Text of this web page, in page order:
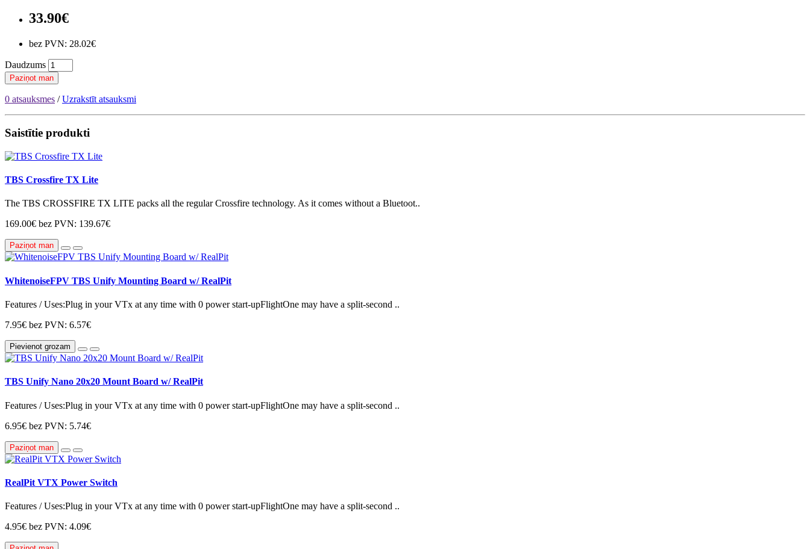
33.90€
bez PVN: 28.02€
Daudzums
Paziņot man
0 atsauksmes /Uzrakstīt atsauksmi
Saistītie produkti
TBS Crossfire TX Lite
The TBS CROSSFIRE TX LITE packs all the regular Crossfire technology. As it comes without a Bluetoot..
169.00€ bez PVN: 139.67€
Paziņot man
WhitenoiseFPV TBS Unify Mounting Board w/ RealPit
Features / Uses:Plug in your VTx at any time with 0 power start-upFlightOne may have a split-second ..
7.95€ bez PVN: 6.57€
Pievienot grozam
TBS Unify Nano 20x20 Mount Board w/ RealPit
Features / Uses:Plug in your VTx at any time with 0 power start-upFlightOne may have a split-second ..
6.95€ bez PVN: 5.74€
Paziņot man
RealPit VTX Power Switch
Features / Uses:Plug in your VTx at any time with 0 power start-upFlightOne may have a split-second ..
4.95€ bez PVN: 4.09€